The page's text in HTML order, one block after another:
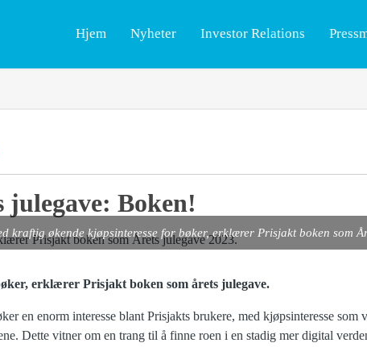
Hjem Nyheter Investor Relations
Boken!
kraftig økende kjøpsinteresse for bøker, erklærer Prisjakt boken som
erklærer Prisjakt boken som årets julegave.
en enorm interesse blant Prisjakts brukere, med kjøpsinteresse som
Dette vitner om en trang til å finne roen i en stadig mer digital